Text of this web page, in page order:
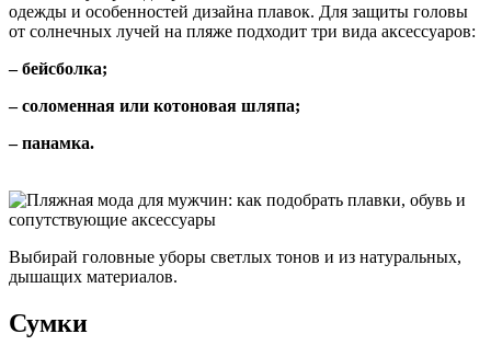
одежды и особенностей дизайна плавок. Для защиты головы
от солнечных лучей на пляже подходит три вида аксессуаров:
– бейсболка;
– соломенная или котоновая шляпа;
– панамка.
Выбирай головные уборы светлых тонов и из натуральных,
дышащих материалов.
Сумки